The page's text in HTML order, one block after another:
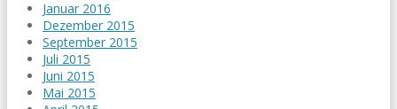
Januar 2016
Dezember 2015
September 2015
Juli 2015
Juni 2015
Mai 2015